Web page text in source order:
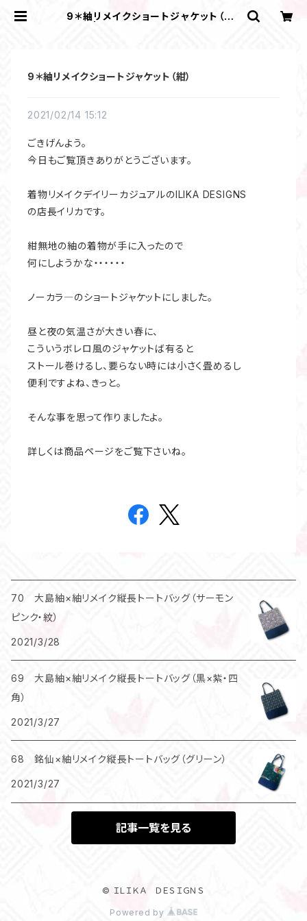
9＊紬リメイクショートジャケット（紺）
9＊紬リメイクショートジャケット（紺）
2021/02/14 15:12
ごきげんよう。
今日もご覧頂きありがとうございます。
着物リメイクデイリーカジュアルのILIKA DESIGNS
の店長イリカです。
紺無地の紬の着物が手に入ったので
何にしようかな・・・・・・
ノーカラ―のショートジャケットにしました。
昼と夜の気温さが大きい春に、
こういうボレロ風のジャケットば有ると
ストール巻けるし、要らない時には小さく畳めるし
便利ですよね、きっと。
そんな事を思って作りましたよ。
詳しくは商品ページをご覧下さいね。
70 大島紬×紬リメイク縦長トートバッグ（サーモン
ピンク・紋）
2021/3/28
69 大島紬×紬リメイク縦長トートバッグ（黒×紫・四
角）
2021/3/27
68 銘仙×紬リメイク縦長トートバッグ（グリーン）
2021/3/27
記事一覧を見る
© ＩＬＩＫＡ ＤＥＳＩＧＮＳ
Powered by